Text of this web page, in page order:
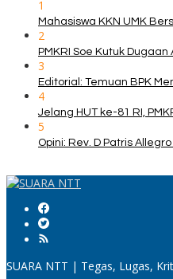
1
Mahasiswa KKN UMK
2
PMKRI Soe Kutuk
3
Editorial: Temuan BPK
4
Jelang HUT ke-81 RI,
5
Opini: Rev. D Patris
SUARA NTT | Tegas, Lugas,